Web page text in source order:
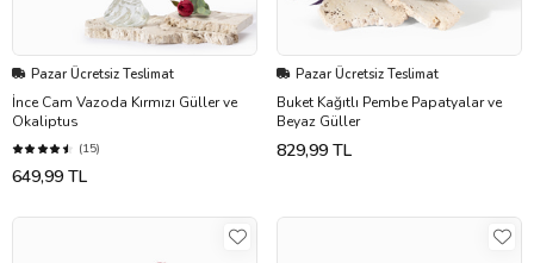
Pazar Ücretsiz Teslimat
İnce Cam Vazoda Kırmızı Güller ve
Okaliptus
(15)
649,99 TL
Pazar Ücretsiz Teslimat
Buket Kağıtlı Pembe Papatyalar ve
Beyaz Güller
829,99 TL